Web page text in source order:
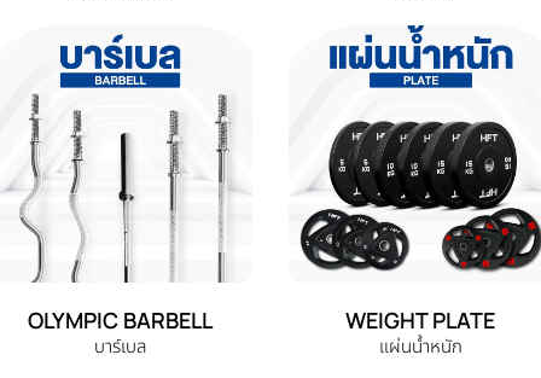
OLYMPIC BARBELL
บาร์เบล
WEIGHT PLATE
แผ่นน้ำหนัก